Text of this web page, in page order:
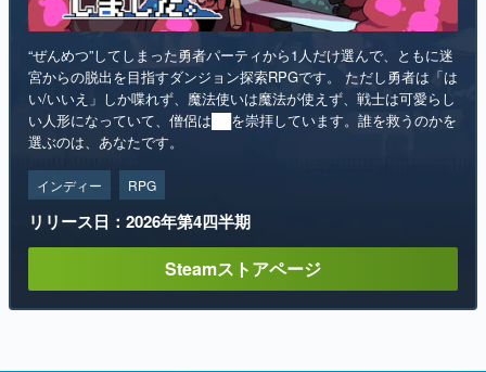
“ぜんめつ”してしまった勇者パーティから1人だけ選んで、ともに迷
宮からの脱出を目指すダンジョン探索RPGです。 ただし勇者は「は
い/いいえ」しか喋れず、魔法使いは魔法が使えず、戦士は可愛らし
い人形になっていて、僧侶は██を崇拝しています。誰を救うのかを
選ぶのは、あなたです。
インディー RPG
リリース日：2026年第4四半期
Steamストアページ